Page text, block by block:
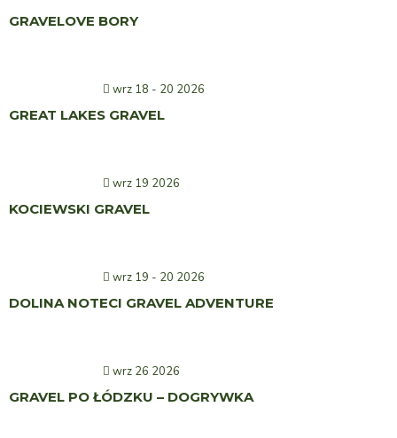
GRAVELOVE BORY
wrz 18 - 20 2026
GREAT LAKES GRAVEL
wrz 19 2026
KOCIEWSKI GRAVEL
wrz 19 - 20 2026
DOLINA NOTECI GRAVEL ADVENTURE
wrz 26 2026
GRAVEL PO ŁÓDZKU – DOGRYWKA